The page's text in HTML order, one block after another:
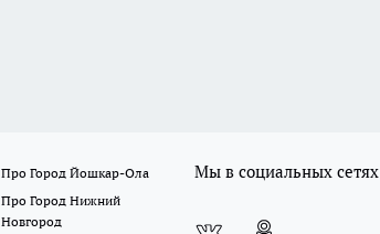
Про Город Йошкар-Ола
Про Город Нижний
Новгород
Мы в социальных сетях